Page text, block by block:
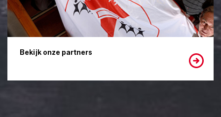
Bekijk onze partners